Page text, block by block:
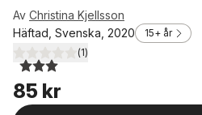
Av Christina Kjellsson
Häftad, Svenska, 2020
15+ år
3,0utav 5 stjärnor. Totalt antal röster:
(1)
85 kr